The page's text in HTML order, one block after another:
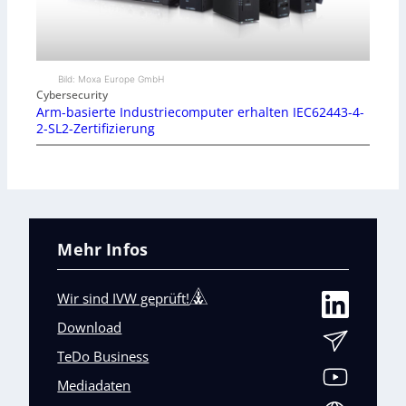
Bild: Moxa Europe GmbH
Cybersecurity
Arm-basierte Industriecomputer erhalten IEC62443-4-
2-SL2-Zertifizierung
Mehr Infos
Wir sind IVW geprüft!
Download
TeDo Business
Mediadaten